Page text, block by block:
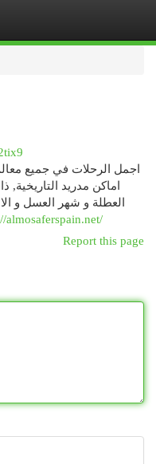
اجمل الرحلات في جميع
اماكن مدريد
العطلة و شهر العسل و
almosaferspain.net/
Report this page